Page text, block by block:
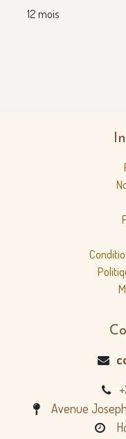
12 mois
Avenue